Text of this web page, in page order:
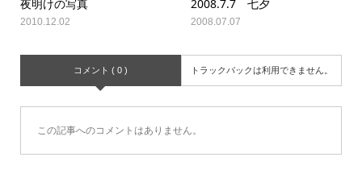
夜明けの写真
2010.12.02
2008.7.7 七夕
2008.07.07
コメント ( 0 ) トラックバックは利用できません。
この記事へのコメントはありません。